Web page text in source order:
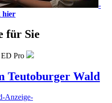
-
hier
für Sie
Pro
Teutoburger Wald
-Anzeige-